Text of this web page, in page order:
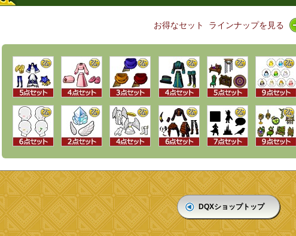
お得なセット ラインナップを見る
DQXショップトップ